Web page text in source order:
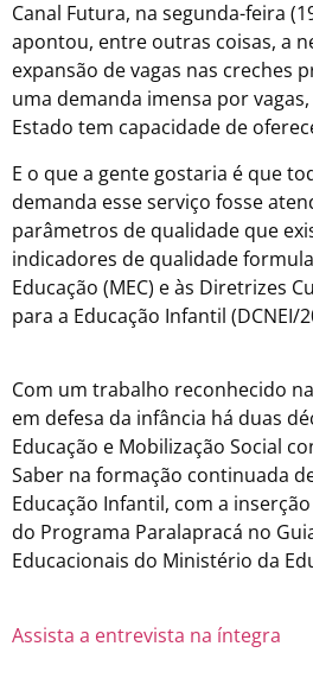
Canal Futura, na segunda-feira
apontou, entre outras coisas, a
expansão de vagas nas creches
uma demanda imensa por
Estado tem capacidade de
E o que a gente gostaria é que
demanda esse serviço fosse
parâmetros de qualidade que
indicadores de qualidade
Educação (MEC) e às Diretrizes
para a Educação Infantil (DCNEI/
Com um trabalho reconhecido
em defesa da infância há duas
Educação e Mobilização Social
Saber na formação continuada
Educação Infantil, com a
do Programa Paralapracá no
Educacionais do Ministério da
Assista a entrevista na íntegra